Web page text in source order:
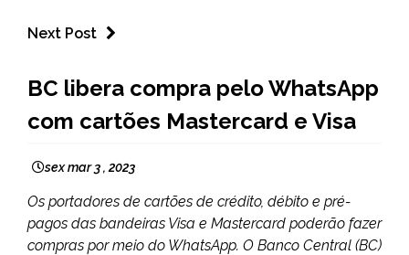
Next Post
NOTÍCIAS
BC libera compra pelo WhatsApp
com cartões Mastercard e Visa
sex mar 3 , 2023
Os portadores de cartões de crédito, débito e pré-
pagos das bandeiras Visa e Mastercard poderão fazer
compras por meio do WhatsApp. O Banco Central (BC)